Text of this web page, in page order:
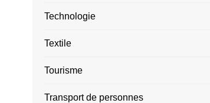
Technologie
Textile
Tourisme
Transport de personnes